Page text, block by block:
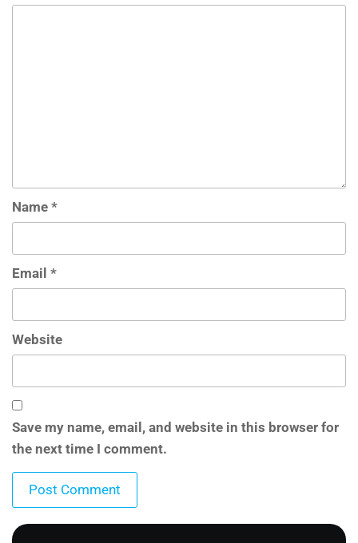
Name *
Email *
Website
Save my name, email, and website in this browser for
the next time I comment.